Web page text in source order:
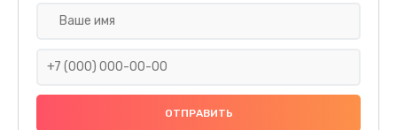
Замена панелей
1250 руб.